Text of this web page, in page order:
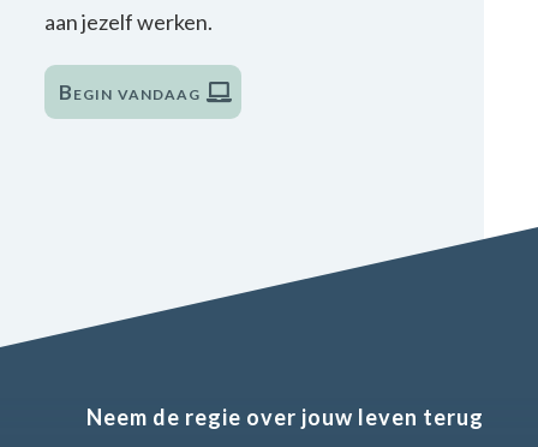
aan jezelf werken.
Begin vandaag
Neem de regie over jouw leven terug